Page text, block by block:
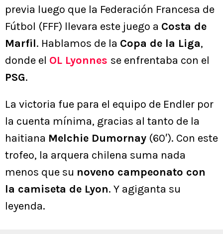
previa luego que la Federación Francesa de
Fútbol (FFF) llevara este juego a Costa de
Marfil. Hablamos de la Copa de la Liga,
donde el OL Lyonnes se enfrentaba con el
PSG.
La victoria fue para el equipo de Endler por
la cuenta mínima, gracias al tanto de la
haitiana Melchie Dumornay (60′). Con este
trofeo, la arquera chilena suma nada
menos que su noveno campeonato con
la camiseta de Lyon. Y agiganta su
leyenda.